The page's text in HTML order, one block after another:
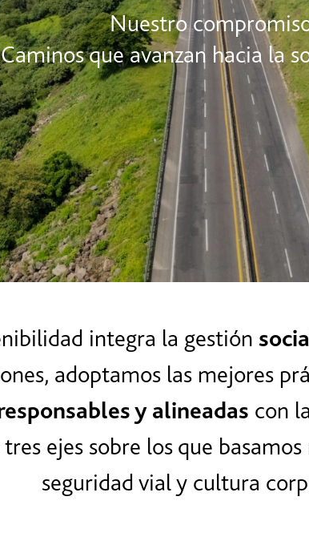
Nuestro
Caminos que avanzan hacia la
integra la gestión
adoptamos las mejores
y alineadas con
ejes sobre los que
seguridad vial y cultura